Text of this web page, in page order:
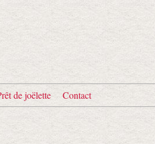
de joëlette Contact